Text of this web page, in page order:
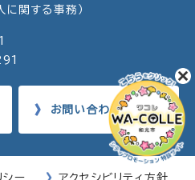
関する事務）
お問い合わせ
シー アクセシビリティ方針